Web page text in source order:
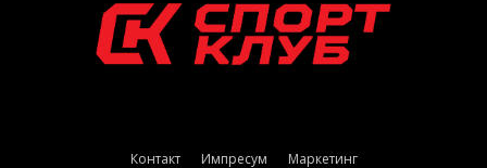
Контакт Импресум Маркетинг